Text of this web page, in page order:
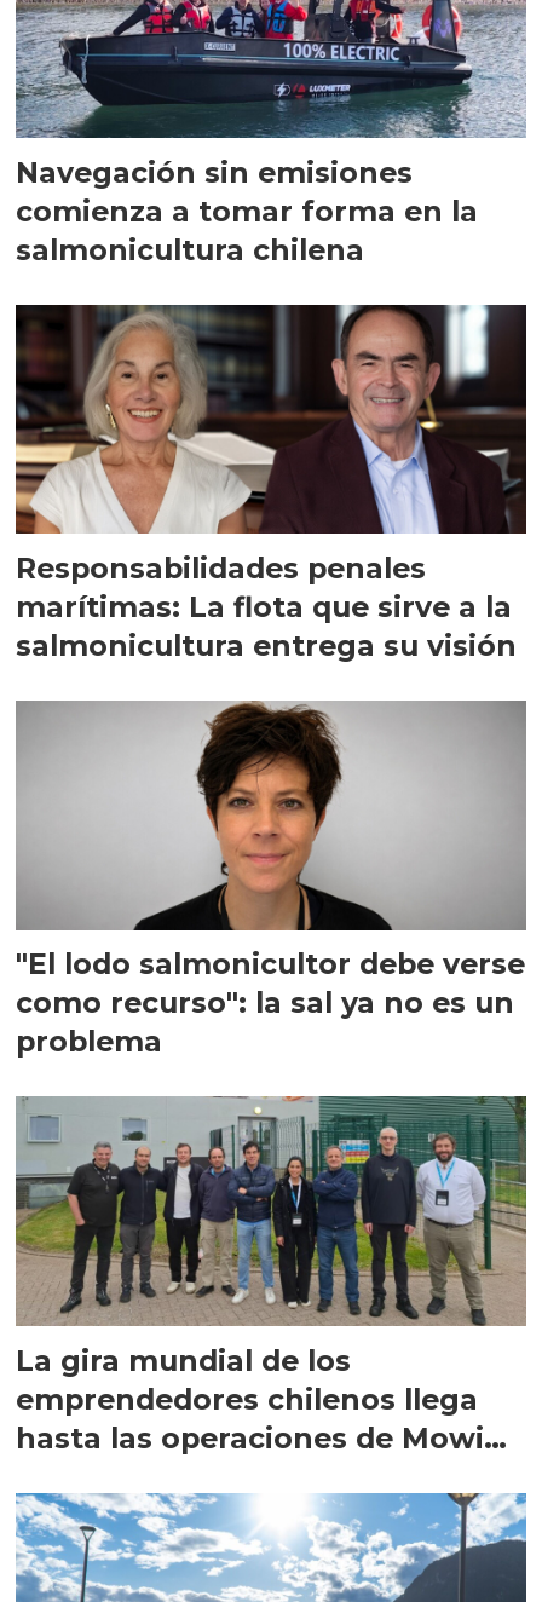
Navegación sin emisiones
comienza a tomar forma en la
salmonicultura chilena
Responsabilidades penales
marítimas: La flota que sirve a la
salmonicultura entrega su visión
"El lodo salmonicultor debe verse
como recurso": la sal ya no es un
problema
La gira mundial de los
emprendedores chilenos llega
hasta las operaciones de Mowi